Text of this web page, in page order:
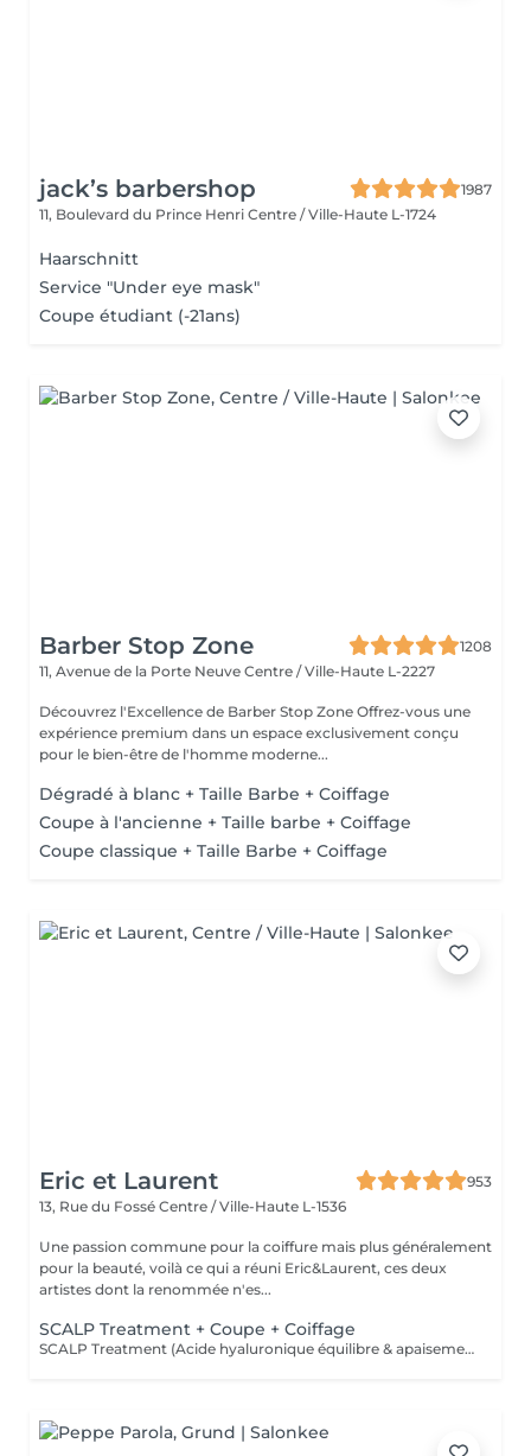
jack’s barbershop
1987
11, Boulevard du Prince Henri Centre / Ville-Haute L-1724
Haarschnitt
Service "Under eye mask"
Coupe étudiant (-21ans)
Barber Stop Zone
1208
11, Avenue de la Porte Neuve Centre / Ville-Haute L-2227
Découvrez l'Excellence de Barber Stop Zone Offrez-vous une
expérience premium dans un espace exclusivement conçu
pour le bien-être de l'homme moderne...
Dégradé à blanc + Taille Barbe + Coiffage
Coupe à l'ancienne + Taille barbe + Coiffage
Coupe classique + Taille Barbe + Coiffage
Eric et Laurent
953
13, Rue du Fossé Centre / Ville-Haute L-1536
Une passion commune pour la coiffure mais plus généralement
pour la beauté, voilà ce qui a réuni Eric&Laurent, ces deux
artistes dont la renommée n'es...
SCALP Treatment + Coupe + Coiffage
SCALP Treatment (Acide hyaluronique équilibre & apaisement) Pour rééquilibrer et purifier le cuir chevelu. Idéal en cas de démangeaisons, pellicules, sécheresse ou excès de sébum. -Apaise le cuir chevelu -Purifie en douceur -Rééquilibre la barrière protectrice naturelle -Favorise un environnement sain pour la pousse